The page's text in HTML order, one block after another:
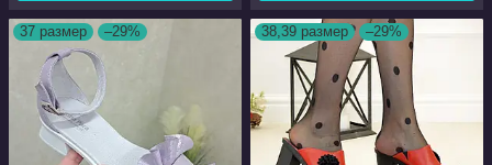
37 размер –29% 38,39 размер –29%